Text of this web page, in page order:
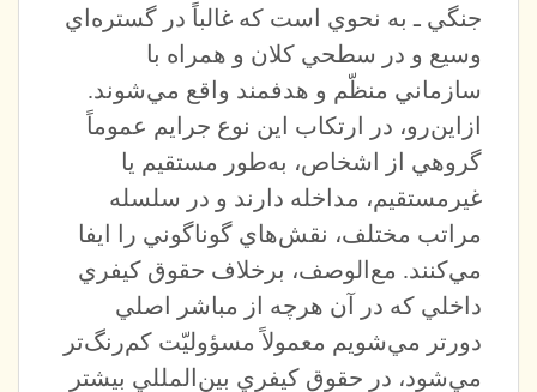
جنگي ـ به نحوي است كه غالباً در گستره‌اي
وسيع و در سطحي كلان و همراه با
سازماني منظّم و هدفمند واقع مي‌شوند.
ازاين‌رو، در ارتكاب اين نوع جرايم عموماً
گروهي از اشخاص، به‌طور مستقيم يا
غيرمستقيم، مداخله دارند و در سلسله
مراتب مختلف، نقش‌هاي گوناگوني را ايفا
مي‌كنند. مع‌الوصف، برخلاف حقوق كيفري
داخلي كه در آن هرچه از مباشر اصلي
دورتر مي‌شويم معمولاً مسؤوليّت كم‌رنگ‌تر
مي‌شود، در حقوق كيفري بين‌المللي بيشتر